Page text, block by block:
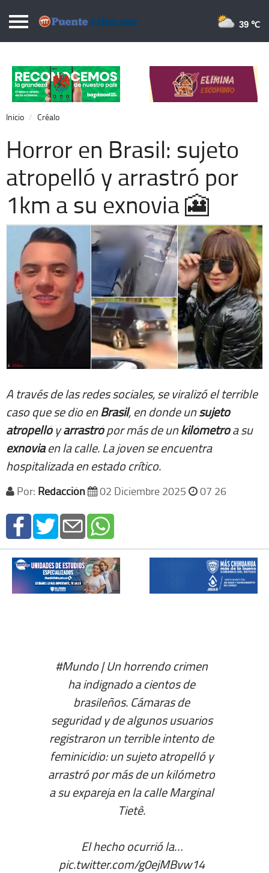
Puentelibre.mx
Local
Nacional
Opinión
Cronos
Economía
Espectáculos
Extra +
39 ℃
Inicio Créalo
Horror en Brasil: sujeto
atropelló y arrastró por
1km a su exnovia 🎦
A través de las redes sociales, se viralizó el terrible
caso que se dio enBrasil, en donde unsujeto
atropellóyarrastrópor más de unkilómetroa su
exnoviaen la calle. La joven se encuentra
hospitalizada en estado crítico.
Por: Redacción 02 Diciembre 2025 07 26
#Mundo| Un horrendo crimen
ha indignado a cientos de
brasileños. Cámaras de
seguridad y de algunos usuarios
registraron un terrible intento de
feminicidio: un sujeto atropelló y
arrastró por más de un kilómetro
a su expareja en la calle Marginal
Tietê.
El hecho ocurrió la…
pic.twitter.com/g0ejMBvw14